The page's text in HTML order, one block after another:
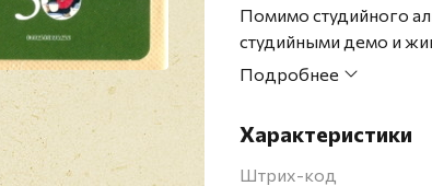
Помимо студийного
студийными демо и
Кэт Стивенс -
платиновыми в США. В
принял ислам и, взяв
Подробнее
Характеристики
Штрих-код